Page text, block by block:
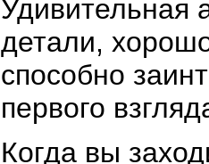
Удивительная
детали,
способно
первого
Когда вы